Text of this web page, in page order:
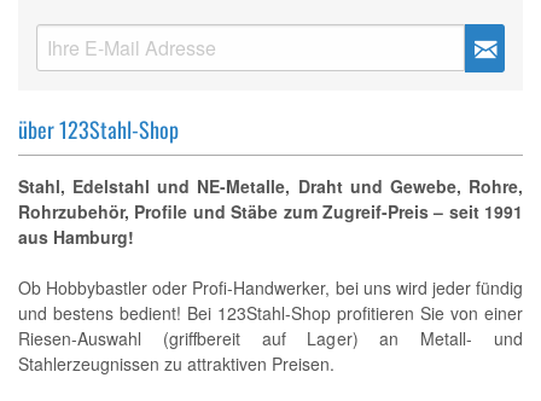
über 123Stahl-Shop
Stahl, Edelstahl und NE-Metalle, Draht und Gewebe, Rohre,
Rohrzubehör, Profile und Stäbe zum Zugreif-Preis – seit 1991
aus Hamburg!
Ob Hobbybastler oder Profi-Handwerker, bei uns wird jeder fündig
und bestens bedient! Bei 123Stahl-Shop profitieren Sie von einer
Riesen-Auswahl (griffbereit auf Lager) an Metall- und
Stahlerzeugnissen zu attraktiven Preisen.